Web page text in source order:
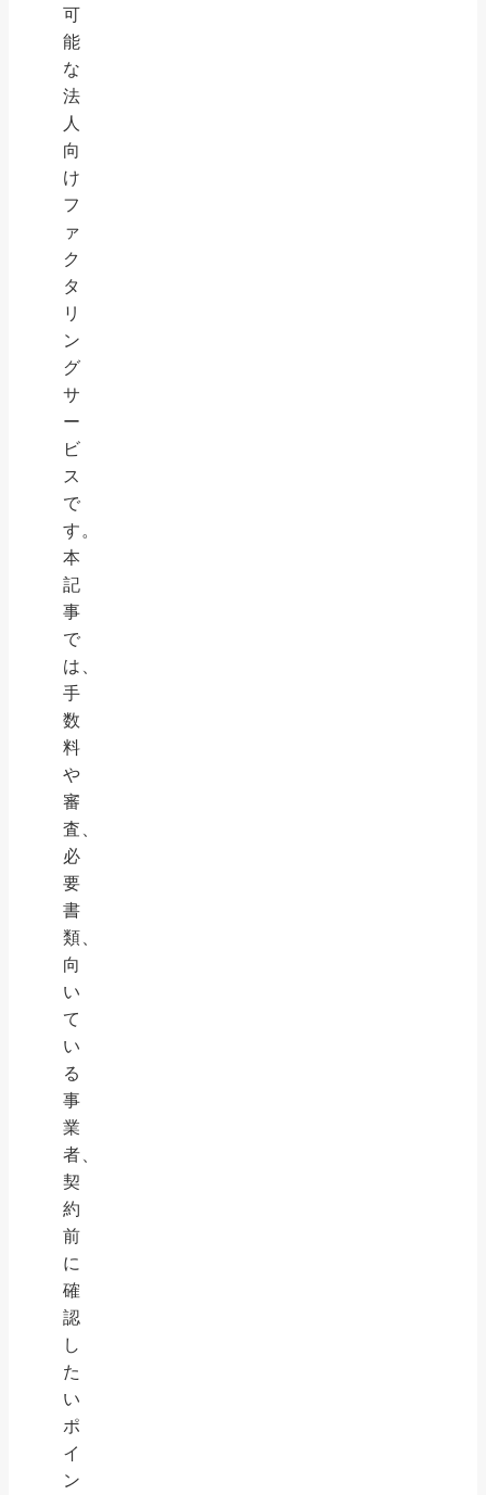
可
能
な
法
人
向
け
フ
ァ
ク
タ
リ
ン
グ
サ
ー
ビ
ス
で
す。
本
記
事
で
は、
手
数
料
や
審
査、
必
要
書
類、
向
い
て
い
る
事
業
者、
契
約
前
に
確
認
し
た
い
ポ
イ
ン